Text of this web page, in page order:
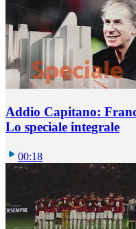
Addio Capitano:
Lo speciale integrale
00:18